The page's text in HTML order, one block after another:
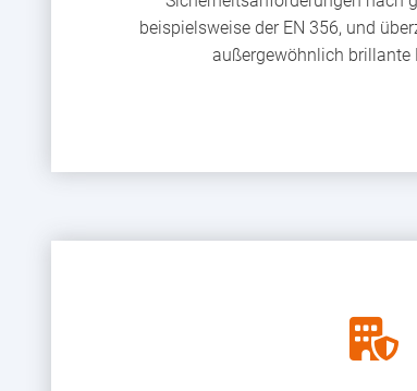
beispielsweise der EN 356, und
außergewöhnlich brillante